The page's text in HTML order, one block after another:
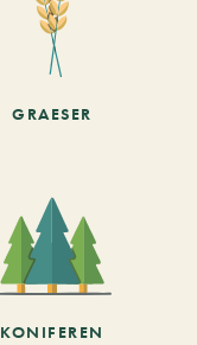
GRAESER
KONIFEREN